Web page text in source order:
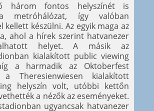
három fontos helyszínét is
metróhálózat, így valóban
kellett készülni. Az egyik maga az
ahol a hírek szerint hatvanezer
helyet. A másik az
kialakított public viewing
a harmadik az Oktoberfest
a Theresienwiesen kialakított
helyszín volt, utóbbi kettőn
a nézők az eseményeket.
ugyancsak hatvanezer